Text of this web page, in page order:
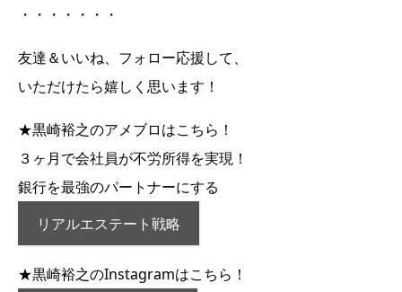
・・・・・・・
友達＆いいね、フォロー応援して、
いただけたら嬉しく思います ！
★黒崎裕之のアメブロはこちら！
３ヶ月で会社員が不労所得を実現！
銀行を最強のパートナーにする
リアルエステート戦略
★黒崎裕之のInstagramはこちら！